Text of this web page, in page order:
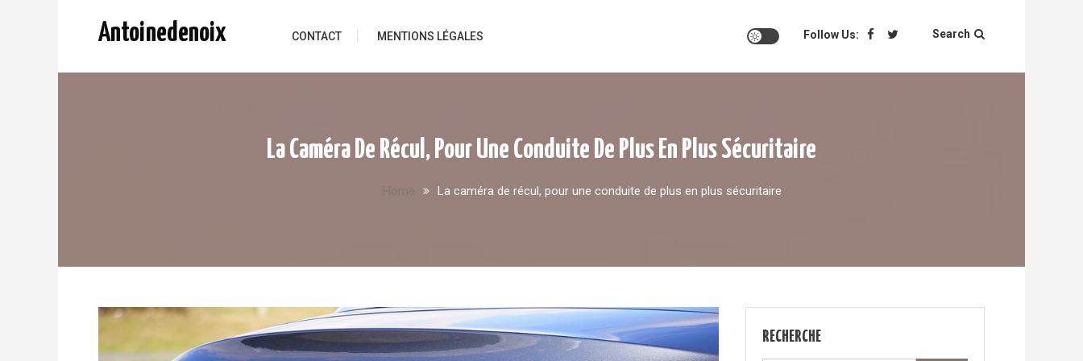
Antoinedenoix CONTACT MENTIONS LÉGALES Follow Us: Search
La Caméra De Récul, Pour Une Conduite De Plus En Plus Sécuritaire
Home La caméra de récul, pour une conduite de plus en plus sécuritaire
RECHERCHE